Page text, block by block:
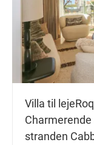
Villa til leje
stranden